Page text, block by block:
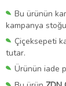
Bu ürünün
kampanya
Çiçeksepeti
tutar.
Ürünün iade